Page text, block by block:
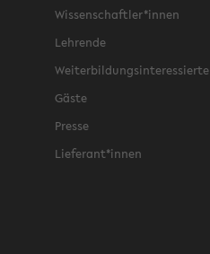
Wissenschaftler*innen
Lehrende
Weiterbildungsinteressierte
Gäste
Presse
Lieferant*innen